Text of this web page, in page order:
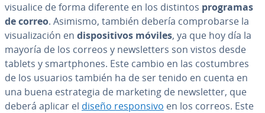
visualice de forma diferente en los distintos programas
de correo. Asimismo, también debería co­m­pro­bar­se la
vi­sua­li­za­ción en di­s­po­si­ti­vos móviles, ya que hoy día la
mayoría de los correos y ne­w­s­le­t­te­rs son vistos desde
tablets y sma­r­t­pho­nes. Este cambio en las co­s­tu­m­bres
de los usuarios también ha de ser tenido en cuenta en
una buena es­tra­te­gia de marketing de ne­w­s­le­t­ter, que
deberá aplicar el diseño re­s­po­n­si­vo en los correos. Este